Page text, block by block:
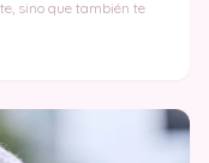
sino que también te